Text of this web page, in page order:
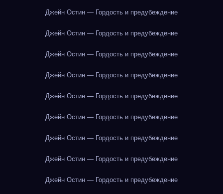
Джейн Остин — Гордость и предубеждение
Джейн Остин — Гордость и предубеждение
Джейн Остин — Гордость и предубеждение
Джейн Остин — Гордость и предубеждение
Джейн Остин — Гордость и предубеждение
Джейн Остин — Гордость и предубеждение
Джейн Остин — Гордость и предубеждение
Джейн Остин — Гордость и предубеждение
Джейн Остин — Гордость и предубеждение